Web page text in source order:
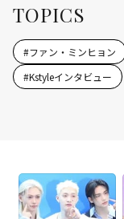
TOPICS
#ファン・ミンヒョン
#Kstyleインタビュー